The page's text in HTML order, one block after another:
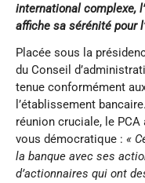
international complexe,
affiche sa sérénité pour
Placée sous la
du Conseil
tenue conformément
l’établissement
réunion cruciale, le PCA
vous démocratique : «
la banque avec ses
d’actionnaires qui ont